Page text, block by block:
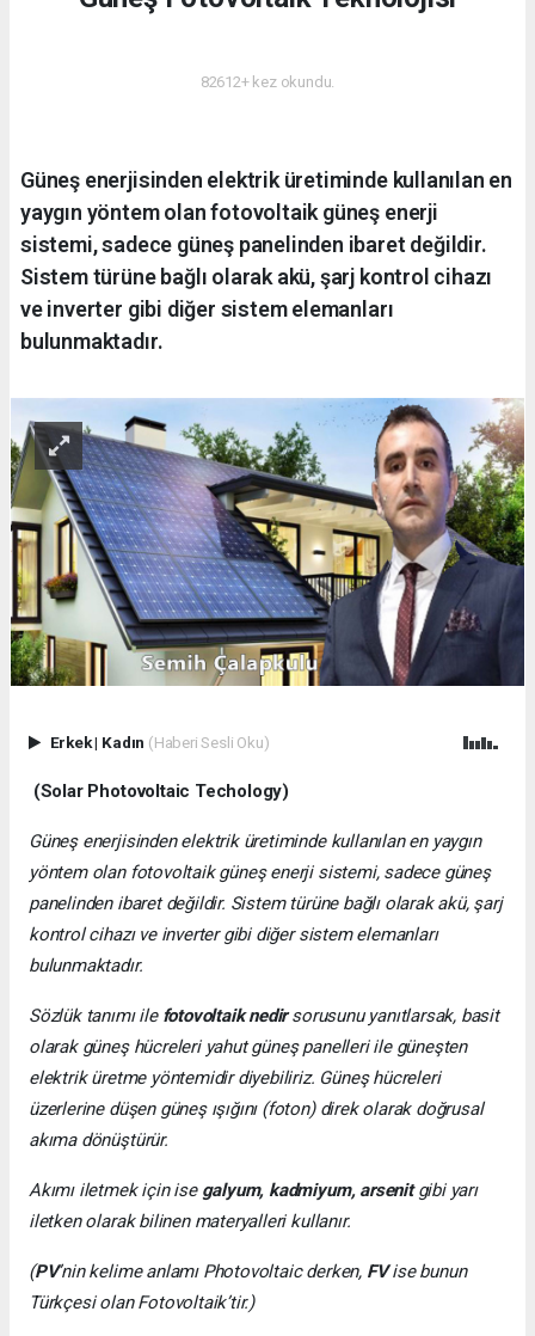
82612+ kez okundu.
Güneş enerjisinden elektrik üretiminde kullanılan en
yaygın yöntem olan fotovoltaik güneş enerji
sistemi, sadece güneş panelinden ibaret değildir.
Sistem türüne bağlı olarak akü, şarj kontrol cihazı
ve inverter gibi diğer sistem elemanları
bulunmaktadır.
Erkek| Kadın (Haberi Sesli Oku)
(Solar Photovoltaic Techology)
Güneş enerjisinden elektrik üretiminde kullanılan en yaygın
yöntem olan fotovoltaik güneş enerji sistemi, sadece güneş
panelinden ibaret değildir. Sistem türüne bağlı olarak akü, şarj
kontrol cihazı ve inverter gibi diğer sistem elemanları
bulunmaktadır.
Sözlük tanımı ile fotovoltaik nedirsorusunu yanıtlarsak, basit
olarak güneş hücreleri yahut güneş panelleri ile güneşten
elektrik üretme yöntemidir diyebiliriz. Güneş hücreleri
üzerlerine düşen güneş ışığını (foton) direk olarak doğrusal
akıma dönüştürür.
Akımı iletmek için ise galyum, kadmiyum, arsenitgibi yarı
iletken olarak bilinen materyalleri kullanır.
(PV’nin kelime anlamı Photovoltaic derken, FVise bunun
Türkçesi olan Fotovoltaik’tir.)